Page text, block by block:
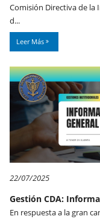
Comisión Directiva de la
d...
Leer Más
22/07/2025
Gestión CDA:
En respuesta a la gran